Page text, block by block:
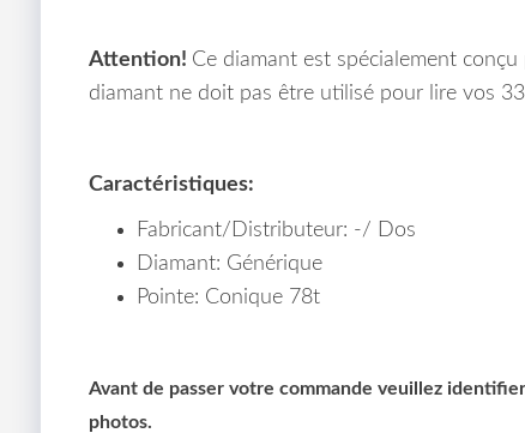
Attention! Ce diamant est spécialement
diamant ne doit pas être utilisé pour lire vos
Caractéristiques:
Fabricant/Distributeur: -/ Dos
Diamant: Générique
Pointe: Conique 78t
Avant de passer votre commande veuillez
photos.